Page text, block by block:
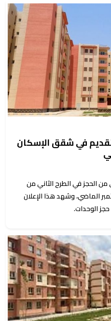
في شقق الإسكان
الحجز في الطرح الثاني من
المصريين 7 يوم 28 سبتمبر الماضي، وشهد هذا الإعلان
الوحدات.